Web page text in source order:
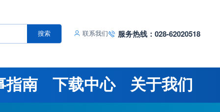
搜索 联系我们 服务热线：028-62020518
指南 下载中心 关于我们